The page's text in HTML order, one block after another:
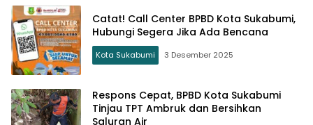
Catat! Call Center BPBD Kota Sukabumi,
Hubungi Segera Jika Ada Bencana
Kota Sukabumi 3 Desember 2025
Respons Cepat, BPBD Kota Sukabumi
Tinjau TPT Ambruk dan Bersihkan
Saluran Air